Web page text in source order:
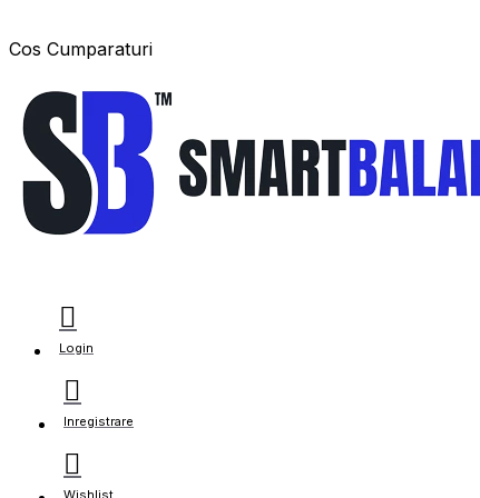
Cos Cumparaturi
Login
Inregistrare
Wishlist